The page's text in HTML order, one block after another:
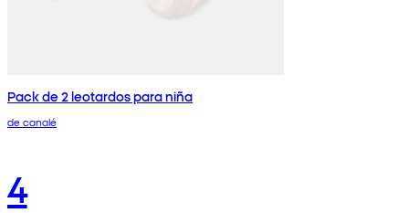
Pack de 2 leotardos para niña
de canalé
4